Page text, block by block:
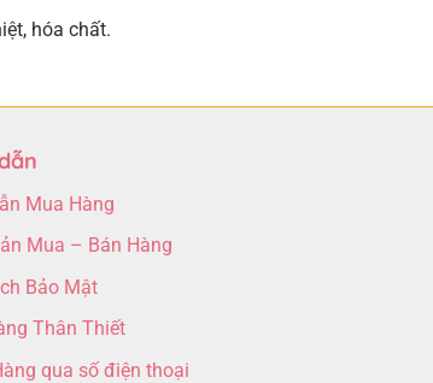
hóa chất.
Mua Hàng
Mua – Bán Hàng
Bảo Mật
Thân Thiết
qua số điện thoại